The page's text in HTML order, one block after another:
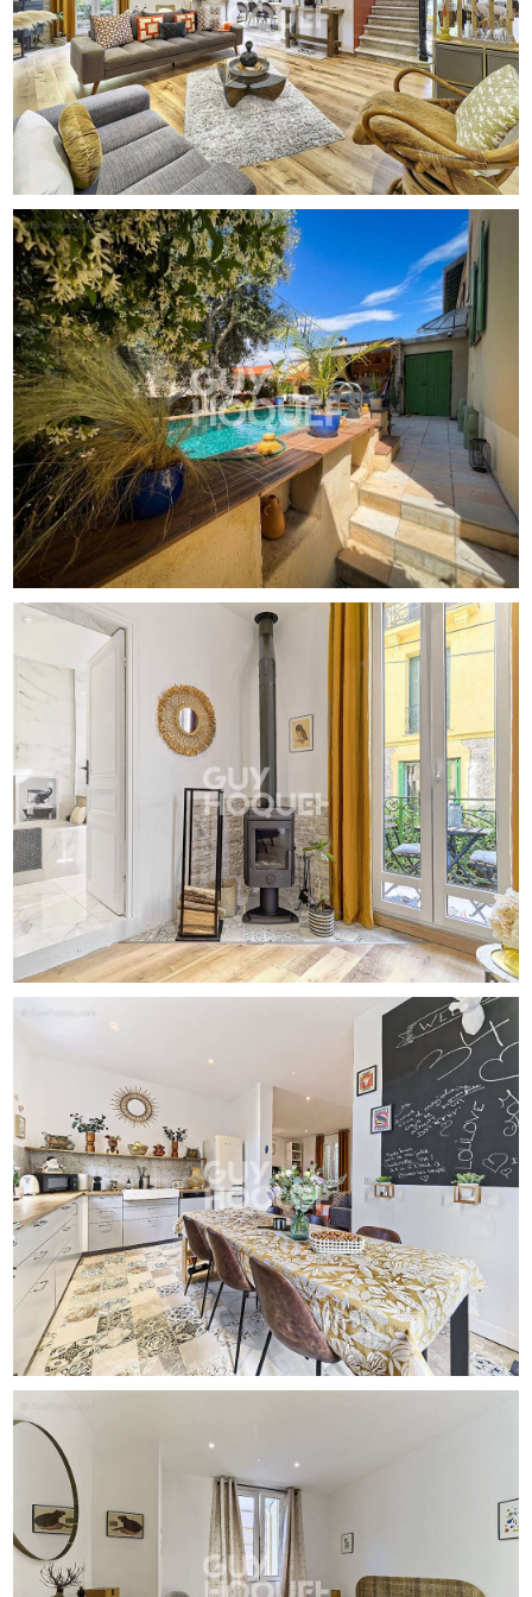
atmosphère chaleureuse et raffinée. Le premier étage se
compose d'une chambre, d'une belle suite parentale avec
salle d'eau et WC, ainsi que d'un élégant espace de
lecture agrémenté d'une cheminée. Celui-ci dessert une
piéce indépendante bénéficiant de sa propre salle d'eau
avec WC. Au dernier niveau, un espace bureau, une
chambre supplémentaire et une vaste salle de jeux
permettent d'adapter facilement la maison aux besoins
d'une famille, à une activité professionnelle ou à l'accueil
de proches. L'entresol constitue un véritable espace
complémentaire avec salle de sport, sauna, salle d'eau
avec WC et studio indépendant pouvant accueillir famille,
amis ou profession libérale. A l'extérieur, la maison révèle
l'un de ses plus beaux atouts : une terrasse d'environ 100
m² aménagée comme une véritable pièce de réception à
ciel ouvert. Piscine, terrain de pétanque, espace repas,
barbecue, olivier et vue dégagée sur l'église Saint-Paul
composent un cadre particulièrement privilégié, rare dans
ce secteur. Avec près de 230 m² de surfaces
développées réparties sur quatre niveaux, dont environ
190 m² habitables, cette propriété offre un équilibre rare
entre volumes, prestations et qualité de vie. Climatisation
réversible, rénovation soignée, excellent classement
énergétique (DPE C) et absence totale de travaux
viennent compléter les atouts de cette adresse
confidentielle du Parc Impérial. Une propriété rare sur le
marché niçois, offrant un équilibre remarquable entre
caractère, confort et art de vivre. Les informations sur les
risques auxquels ce bien est exposé sont disponibles sur
le site Géorisques : www.georisques.gouv.fr (5.00 %
honoraires TTC à la charge de l'acquéreur.)